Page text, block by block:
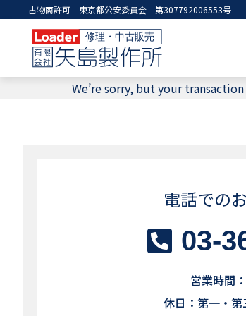
古物商許可 東京都公安委員会 第307792006553号
We’re sorry, but your
電話での
03-
営業時間
休日：第一・